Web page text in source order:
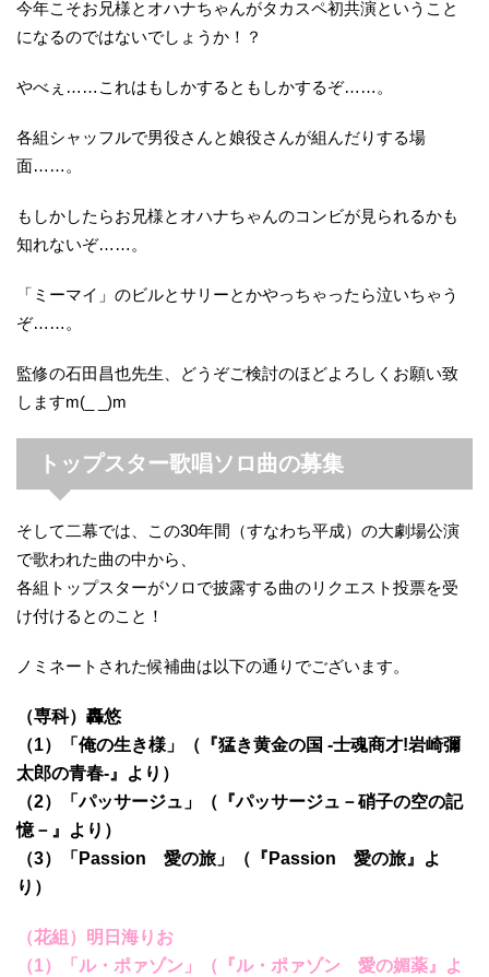
今年こそお兄様とオハナちゃんがタカスペ初共演ということ
になるのではないでしょうか！？
やべぇ……これはもしかするともしかするぞ……。
各組シャッフルで男役さんと娘役さんが組んだりする場
面……。
もしかしたらお兄様とオハナちゃんのコンビが見られるかも
知れないぞ……。
「ミーマイ」のビルとサリーとかやっちゃったら泣いちゃう
ぞ……。
監修の石田昌也先生、どうぞご検討のほどよろしくお願い致
しますm(_ _)m
トップスター歌唱ソロ曲の募集
そして二幕では、この30年間（すなわち平成）の大劇場公演
で歌われた曲の中から、
各組トップスターがソロで披露する曲のリクエスト投票を受
け付けるとのこと！
ノミネートされた候補曲は以下の通りでございます。
（専科）轟悠
（1）「俺の生き様」（『猛き黄金の国 -士魂商才!岩崎彌
太郎の青春-』より）
（2）「パッサージュ」（『パッサージュ－硝子の空の記
憶－』より）
（3）「Passion 愛の旅」（『Passion 愛の旅』よ
り）
（花組）明日海りお
（1）「ル・ポァゾン」（『ル・ポァゾン 愛の媚薬』よ